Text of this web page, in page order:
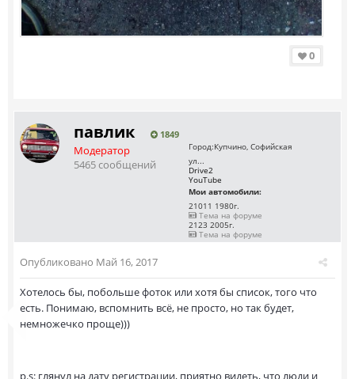
0
павлик 1849
Модератор
5465 сообщений
Город:Купчино, Софийская
ул...
Drive2
YouTube
Мои автомобили:
21011 1980г.
Тема на форуме
2123 2005г.
Тема на форуме
Опубликовано Май 16, 2017
Хотелось бы, побольше фоток или хотя бы список, того что
есть. Понимаю, вспомнить всё, не просто, но так будет,
немножечко проще)))
p.s: глянул на дату регистрации, приятно видеть, что люди и